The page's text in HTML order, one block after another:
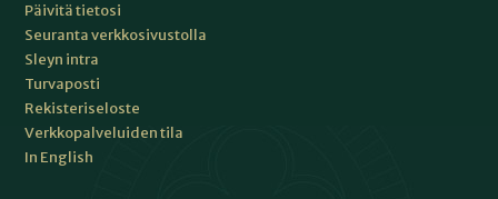
Päivitä tietosi
Seuranta verkkosivustolla
Sleyn intra
Turvaposti
Rekisteriseloste
Verkkopalveluiden tila
In English